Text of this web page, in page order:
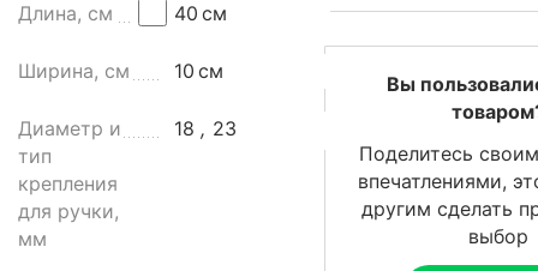
о
с
а
р
м
а
н
Длина, см 40 см
Ширина, см 10 см
Диаметр и
тип
крепления
для ручки,
мм
18 , 23
Вы
Поделитесь
впечатлениями,
другим сделать
выбор